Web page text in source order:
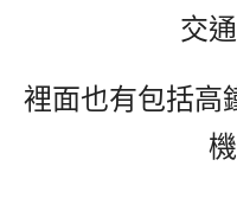
交
裡面也有包括高